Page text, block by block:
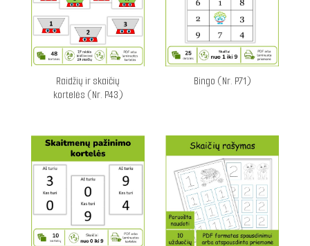
Raidžių ir skaičių
kortelės (Nr. P43)
Bingo (Nr. P71)